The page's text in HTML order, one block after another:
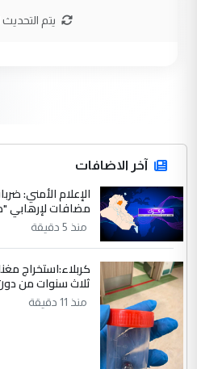
محمد حسين عبد الكريم حسين
صلاح مهدي حسن
التعليق : صلاح مهدي
الموضوع :
هيئة الحج تصدر
وتعديل استمارة قرعة الحج
صلاح مهدي حسن
التعليق : صلاح مهدي
الموضوع :
وتعديل استمارة قرعة الحج
يتم التحديث
آخر الاضافات
مضافات
منذ 5 دقيقة
كربلاء:استخراج
ثلاث سنوات من
منذ 11 دقيقة